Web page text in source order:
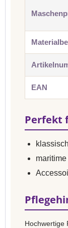
EAN
Perfekt
Hochwertige